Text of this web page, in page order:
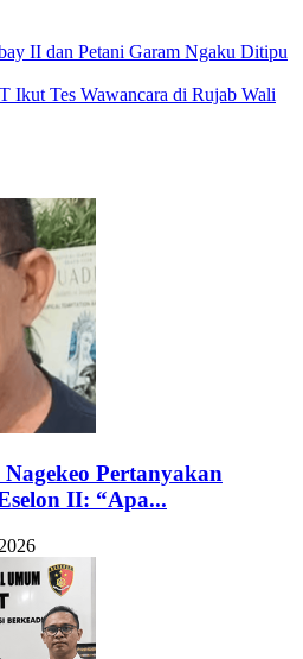
II dan Petani Garam Ngaku Ditipu
Ikut Tes Wawancara di Rujab Wali
Pertanyakan
II: “Apa...